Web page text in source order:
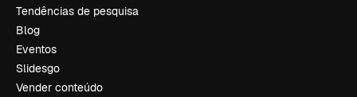
Tendências de pesquisa
Blog
Eventos
Slidesgo
Vender conteúdo